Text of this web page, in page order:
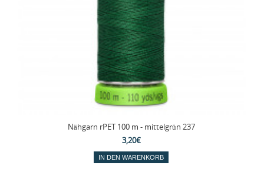
Nähgarn rPET 100 m - mittelgrün 237
3,20€
IN DEN WARENKORB